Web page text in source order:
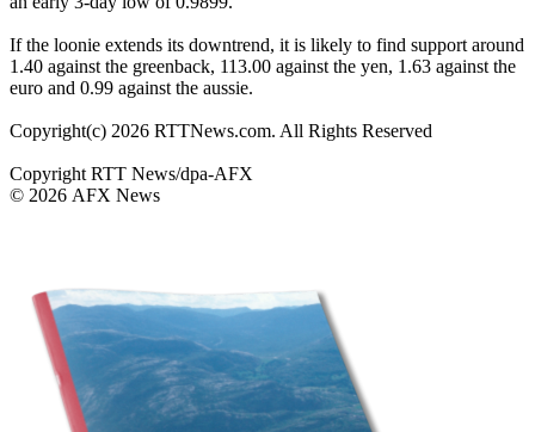
If the loonie extends its downtrend, it is likely to find support around
1.40 against the greenback, 113.00 against the yen, 1.63 against the
euro and 0.99 against the aussie.
Copyright(c) 2026 RTTNews.com. All Rights Reserved
Copyright RTT News/dpa-AFX
© 2026 AFX News